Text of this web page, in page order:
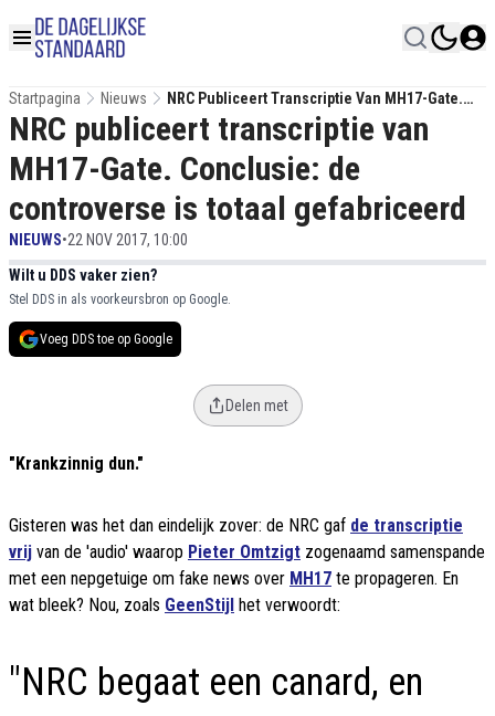
Startpagina Nieuws
NRC Publiceert Transcriptie Van MH17-Gate.
Conclusie: De Controverse Is Totaal
Gefabriceerd
NRC publiceert transcriptie van
MH17-Gate. Conclusie: de
controverse is totaal gefabriceerd
NIEUWS•22 NOV 2017, 10:00
Wilt u DDS vaker zien?
Stel DDS in als voorkeursbron op Google.
Voeg DDS toe op Google
Delen met
"Krankzinnig dun."
Gisteren was het dan eindelijk zover: de NRC gaf de transcriptie
vrij van de 'audio' waarop Pieter Omtzigt zogenaamd samenspande
met een nepgetuige om fake news over MH17 te propageren. En
wat bleek? Nou, zoals GeenStijl het verwoordt:
"NRC begaat een canard, en